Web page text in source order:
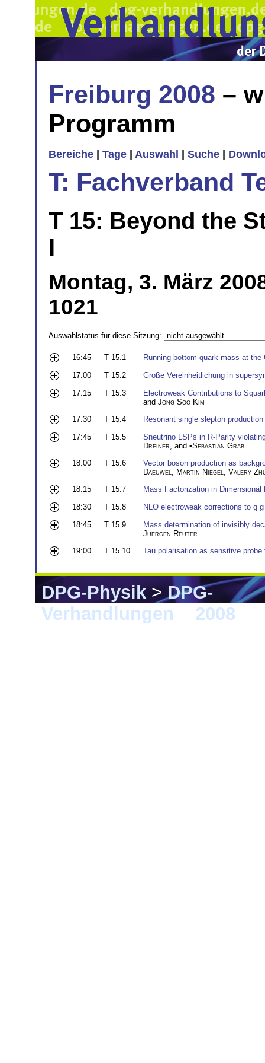
Freiburg 2008 –
Programm
Bereiche Tage Auswahl Suche
T: Fachverband
T 15: Beyond the
I
Montag, 3. März
1021
Auswahlstatus für diese Sitzung:
16:45 T 15.1
Running bottom quark mass at the
17:00
T 15.2
Große Vereinheitlichung in
17:15
T 15.3
Electroweak Contributions to
and Jong Soo Kim
17:30
T 15.4
Resonant single slepton
17:45
T 15.5
Sneutrino LSPs in R-Parity
Dreiner , and •Sebastian Grab
18:00
T 15.6
Vector boson production as
Daeuwel
Martin Niegel
Valery
18:15
T 15.7
Mass Factorization in Dimensional
18:30
T 15.8
NLO electroweak corrections to g
18:45
T 15.9
Mass determination of invisibly
Juergen Reuter
19:00
T 15.10 Tau polarisation as sensitive
DPG-Physik>DPG-
Verhandlungen
2008